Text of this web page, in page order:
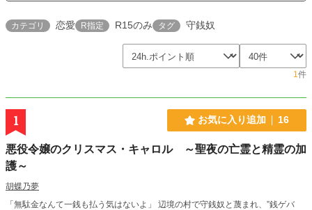
カテゴリ 恋愛 R指定 R15のみ タグ 守銭奴
1件
1 お気に入り追加 16
悪役令嬢のクリスマス・キャロル ～聖夜の亡霊と精霊の加
護～
胡蝶乃夢
「無駄金なんて一銭も払う気はないよ」 辺境の村で守銭奴と蔑まれ、”銭ゲバ